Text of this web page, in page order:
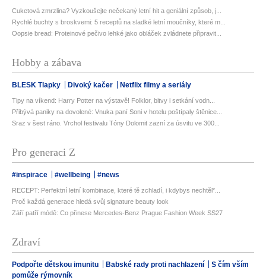
Cuketová zmrzlina? Vyzkoušejte nečekaný letní hit a geniální způsob, j...
Rychlé buchty s broskvemi: 5 receptů na sladké letní moučníky, které m...
Oopsie bread: Proteinové pečivo lehké jako obláček zvládnete připravit...
Hobby a zábava
BLESK Tlapky Divoký kačer Netflix filmy a seriály
Tipy na víkend: Harry Potter na výstavě! Folklor, bitvy i setkání vodn...
Přibývá paniky na dovolené: Vnuka paní Soni v hotelu poštípaly štěnice...
Sraz v šest ráno. Vrchol festivalu Tóny Dolomit zazní za úsvitu ve 300...
Pro generaci Z
#inspirace #wellbeing #news
RECEPT: Perfektní letní kombinace, které tě zchladí, i kdybys nechtěl*...
Proč každá generace hledá svůj signature beauty look
Září patří módě: Co přinese Mercedes-Benz Prague Fashion Week SS27
Zdraví
Podpořte dětskou imunitu Babské rady proti nachlazení
S čím vším
pomůže rýmovník